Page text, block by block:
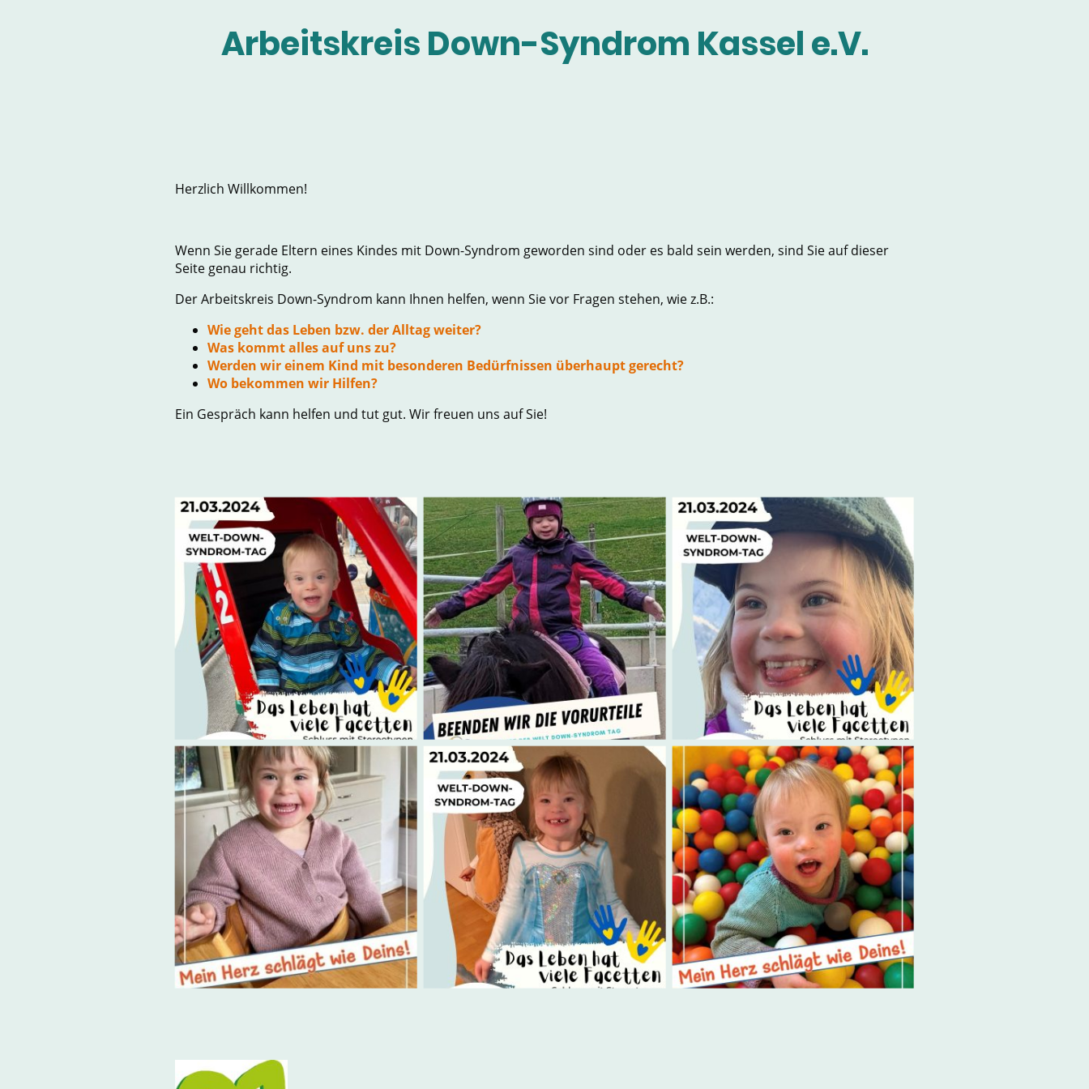
Arbeitskreis Down-Syndrom Kassel e.V.
Herzlich Willkommen!
Wenn Sie gerade Eltern eines Kindes mit Down-Syndrom geworden sind oder es bald sein werden, sind Sie auf dieser
Seite genau richtig.
Der Arbeitskreis Down-Syndrom kann Ihnen helfen, wenn Sie vor Fragen stehen, wie z.B.:
Wie geht das Leben bzw. der Alltag weiter?
Was kommt alles auf uns zu?
Werden wir einem Kind mit besonderen Bedürfnissen überhaupt gerecht?
Wo bekommen wir Hilfen?
Ein Gespräch kann helfen und tut gut. Wir freuen uns auf Sie!